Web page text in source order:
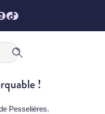
TikTok
!
Pesselières.